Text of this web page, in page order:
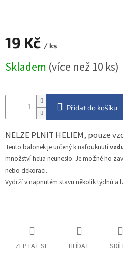
19 Kč / ks
cena:
Skladem (více než 10 ks)
Přidat do košíku
NELZE PLNIT HELIEM, pouze
Tento balonek je určený k nafouknutí
množství helia neuneslo. Je možné ho
nebo dekoraci.
Vydrží v napnutém stavu několik týdnů a
ZEPTAT SE HLÍDAT